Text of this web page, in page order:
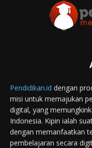
Pendidikan.id dengan
misi untuk memajukan
digital, yang
Indonesia. Kipin ialah
dengan memanfaatkan
pembelajaran secara